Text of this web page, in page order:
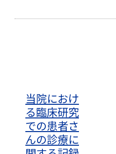
当院におけ
る臨床研究
での患者さ
んの診療に